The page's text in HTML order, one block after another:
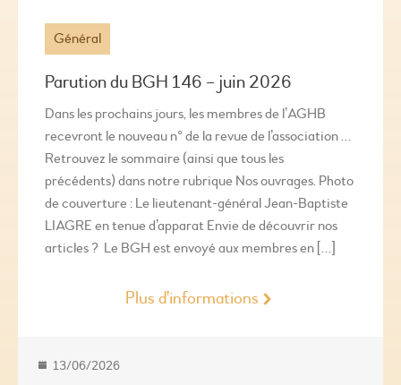
Général
Parution du BGH 146 – juin 2026
Dans les prochains jours, les membres de l’AGHB
recevront le nouveau n° de la revue de l’association …
Retrouvez le sommaire (ainsi que tous les
précédents) dans notre rubrique Nos ouvrages. Photo
de couverture : Le lieutenant-général Jean-Baptiste
LIAGRE en tenue d’apparat Envie de découvrir nos
articles ? Le BGH est envoyé aux membres en […]
Plus d'informations
13/06/2026